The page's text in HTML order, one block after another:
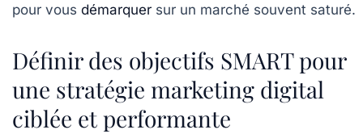
pour vous démarquer sur un marché souvent saturé.
Définir des objectifs SMART pour
une stratégie marketing digital
ciblée et performante